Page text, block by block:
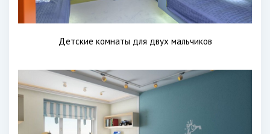
Детские комнаты для двух мальчиков